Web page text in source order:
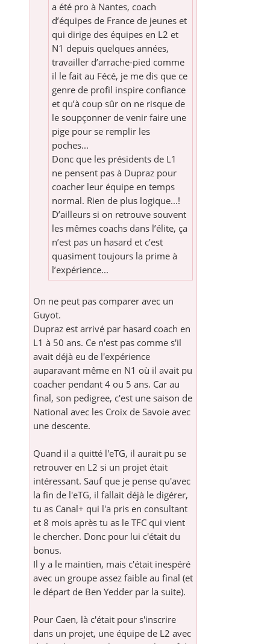
a été pro à Nantes, coach
d’équipes de France de jeunes et
qui dirige des équipes en L2 et
N1 depuis quelques années,
travailler d’arrache-pied comme
il le fait au Fécé, je me dis que ce
genre de profil inspire confiance
et qu’à coup sûr on ne risque de
le soupçonner de venir faire une
pige pour se remplir les
poches...
Donc que les présidents de L1
ne pensent pas à Dupraz pour
coacher leur équipe en temps
normal. Rien de plus logique...!
D’ailleurs si on retrouve souvent
les mêmes coachs dans l’élite, ça
n’est pas un hasard et c’est
quasiment toujours la prime à
l’expérience...
On ne peut pas comparer avec un
Guyot.
Dupraz est arrivé par hasard coach en
L1 à 50 ans. Ce n'est pas comme s'il
avait déjà eu de l'expérience
auparavant même en N1 où il avait pu
coacher pendant 4 ou 5 ans. Car au
final, son pedigree, c'est une saison de
National avec les Croix de Savoie avec
une descente.
Quand il a quitté l'eTG, il aurait pu se
retrouver en L2 si un projet était
intéressant. Sauf que je pense qu'avec
la fin de l'eTG, il fallait déjà le digérer,
tu as Canal+ qui l'a pris en consultant
et 8 mois après tu as le TFC qui vient
le chercher. Donc pour lui c'était du
bonus.
Il y a le maintien, mais c'était inespéré
avec un groupe assez faible au final (et
le départ de Ben Yedder par la suite).
Pour Caen, là c'était pour s'inscrire
dans un projet, une équipe de L2 avec